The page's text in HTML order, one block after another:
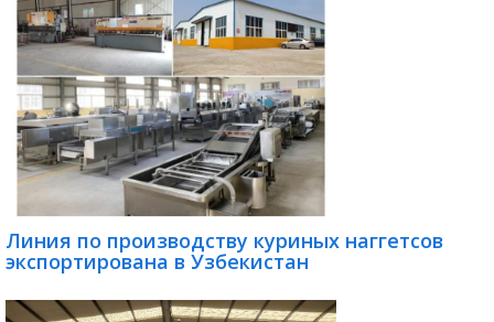
Линия по производству куриных наггетсов
экспортирована в Узбекистан